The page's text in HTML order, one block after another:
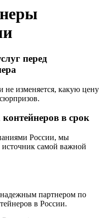
перед
не изменяется, какую цену
в срок
России, мы
источник самой важной
партнером по
в России.